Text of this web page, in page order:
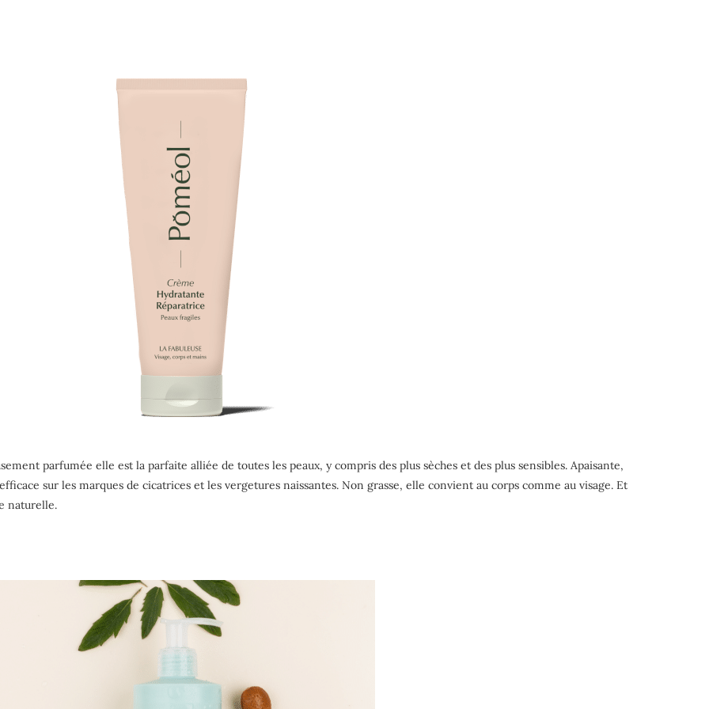
parfumée elle est la parfaite alliée de toutes les peaux, y compris des plus sèches et des plus sensibles. Apaisante,
sur les marques de cicatrices et les vergetures naissantes. Non grasse, elle convient au corps comme au visage. Et
naturelle.